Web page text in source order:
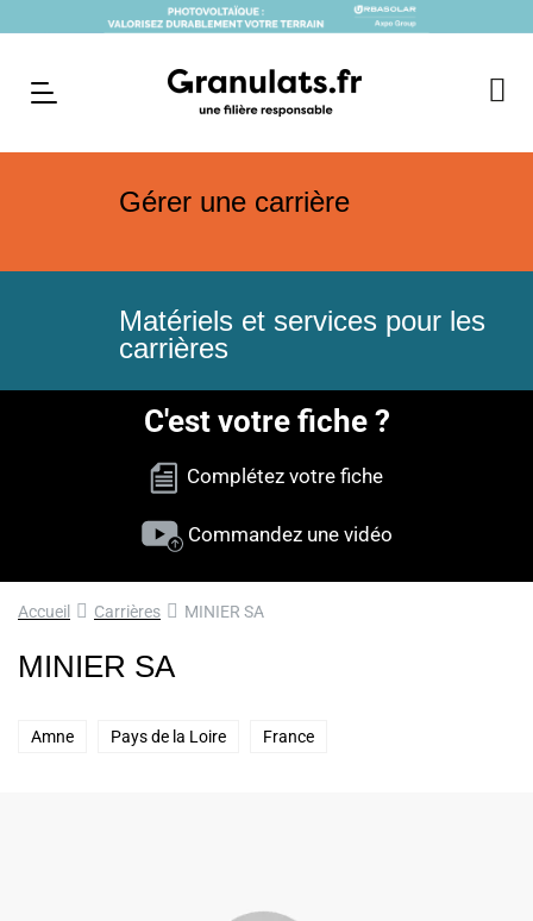
Gérer une carrière
Matériels et services pour les
carrières
C'est votre fiche ?
Complétez votre fiche
Commandez une vidéo
Accueil Carrières MINIER SA
MINIER SA
Amne Pays de la Loire France